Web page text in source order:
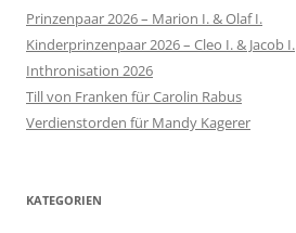
Prinzenpaar 2026 – Marion I. & Olaf I.
Kinderprinzenpaar 2026 – Cleo I. & Jacob I.
Inthronisation 2026
Till von Franken für Carolin Rabus
Verdienstorden für Mandy Kagerer
KATEGORIEN